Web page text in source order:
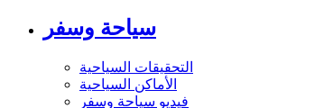
سياحة وسفر
التحقيقات السياحية
الأماكن السياحية
فيديو سياحة وسفر